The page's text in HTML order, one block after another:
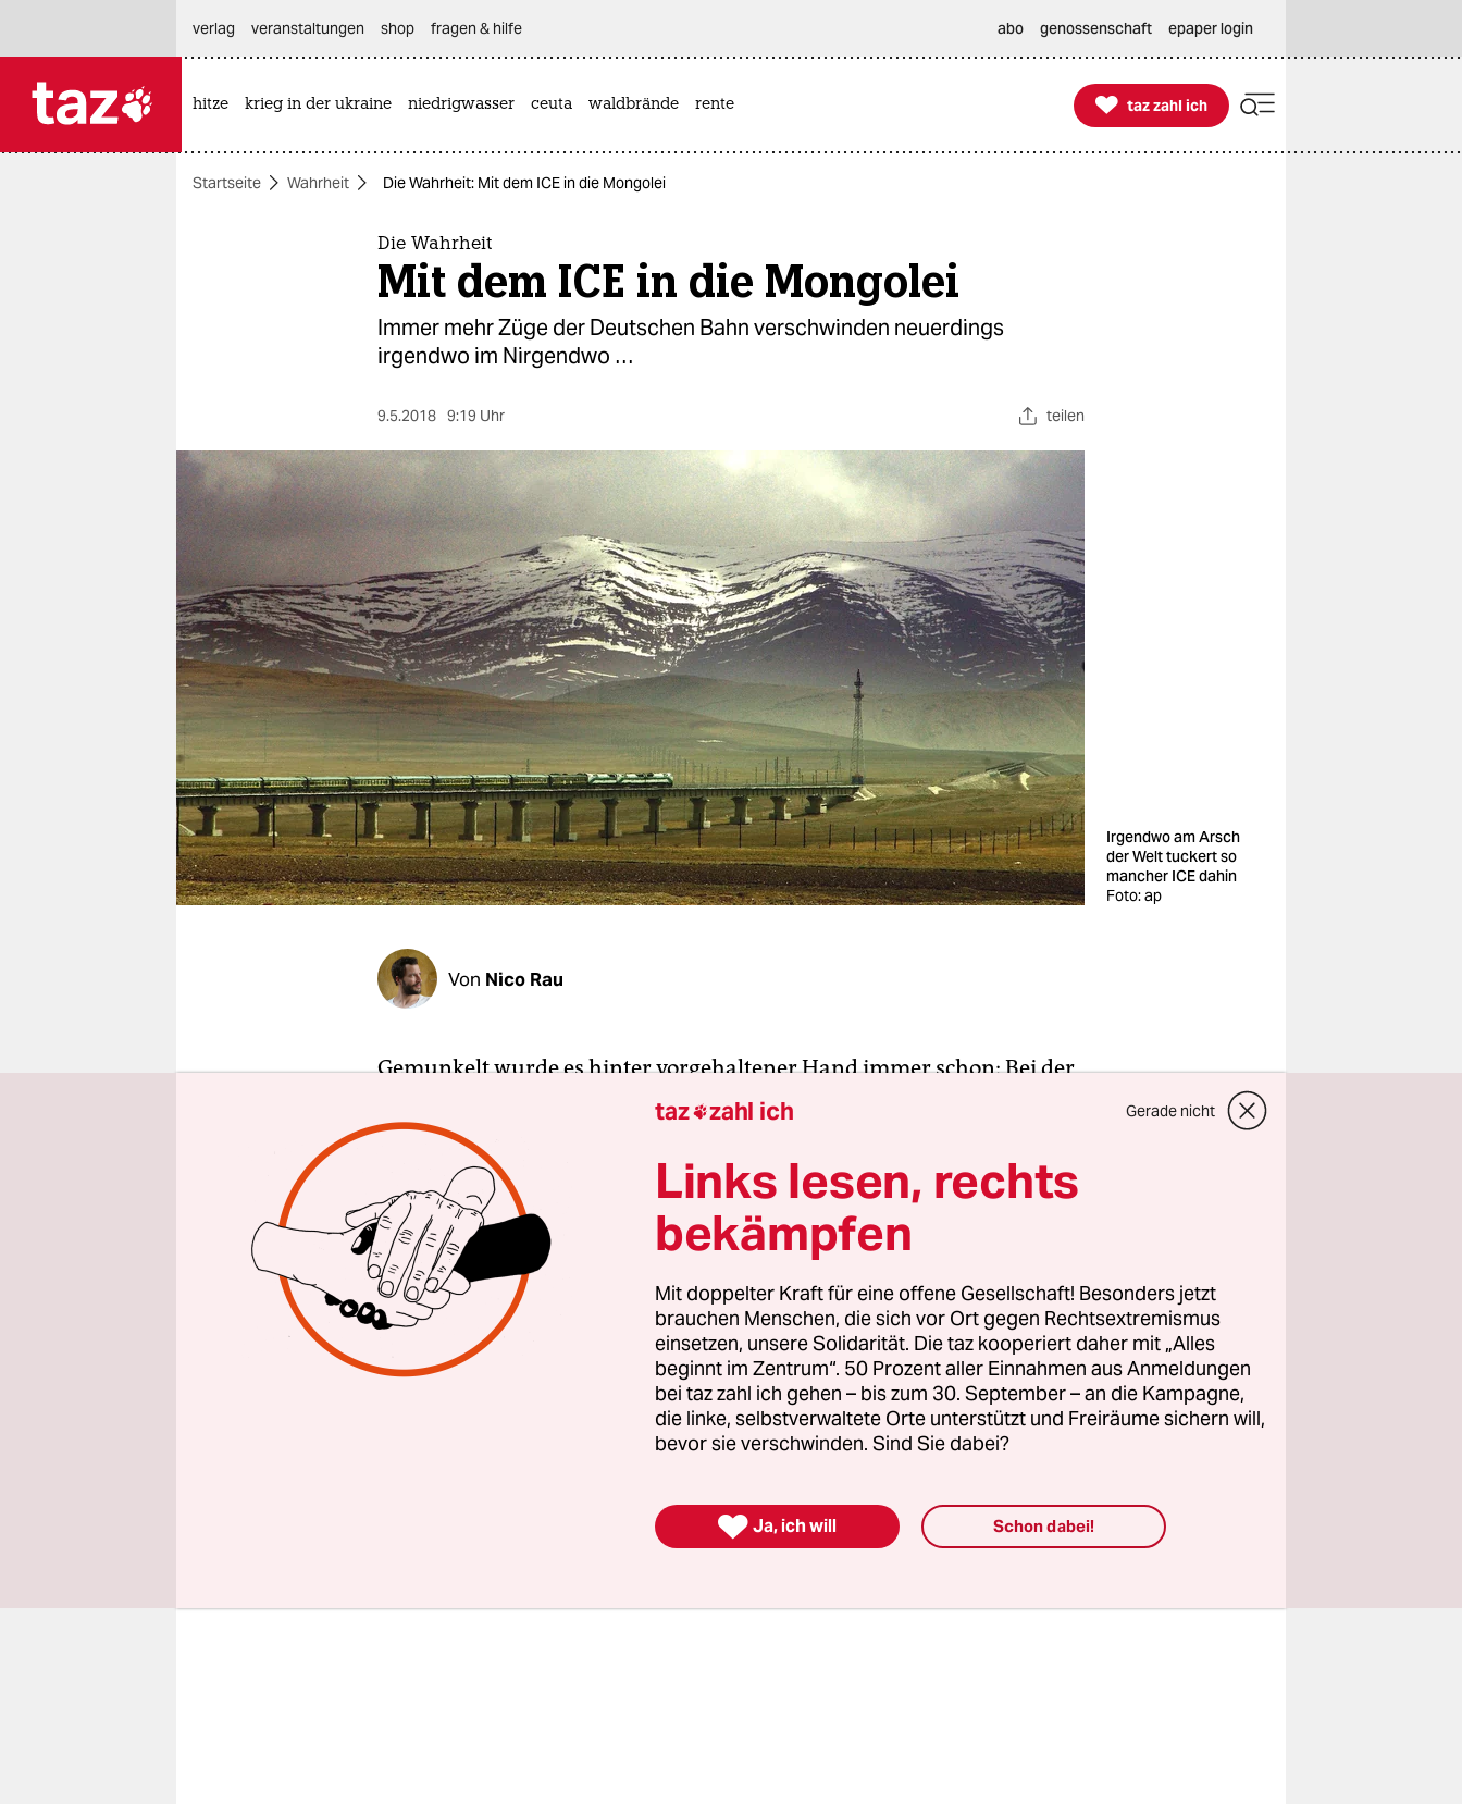
themen
berlin
nord
wahrheit
verlag
verlag
veranstaltungen
shop
fragen & hilfe
unterstützen
abo
verlag
veranstaltungen shop fragen & hilfe abo genossenschaft epaper login
hitze krieg in der ukraine niedrigwasser ceuta waldbrände rente 
taz zahl ich
taz zahl ich
Startseite Wahrheit Die Wahrheit: Mit dem ICE in die Mongolei
Die Wahrheit
Mit dem ICE in die Mongolei
Immer mehr Züge der Deutschen Bahn verschwinden neuerdings
irgendwo im Nirgendwo …
9.5.2018 9:19 Uhr teilen
Irgendwo am Arsch
der Welt tuckert so
mancher ICE dahin
Foto: ap
Von Nico Rau
Gemunkelt wurde es hinter vorgehaltener Hand immer schon: Bei der
Deutschen Bahn erlitten Züge nicht nur stundenlange Verspätungen,
mitunter verschwänden sie ganz. Samt der Passagiere. Jetzt herrscht
traurige Gewissheit. Wie die Bundesregierung jüngst mitteilte,
verließen im vergangenen Jahr knapp 97.000 Züge ihren
Startbahnhof, aber kamen nie an ihrem Zielbahnhof an. Die Wahrheit
hat sich auf Spurensuche begeben.
Die Mongolei, circa 250 Kilometer östlich von Ulan Bator. Eine
unwirtliche Region, nur per Helikopter zugänglich. Und offenbar für
den ICE 1508, der eigentlich montags bis freitags von München nach
Warnemünde fährt. Jetzt hat er seine vorläufige Endhaltestelle mitten
in der Steppe gefunden. In Sichtweite einer wilden Yak-Herde.
taz zahl ich Gerade nicht
Links lesen, rechts
bekämpfen
Mit doppelter Kraft für eine offene Gesellschaft! Besonders jetzt
brauchen Menschen, die sich vor Ort gegen Rechtsextremismus
einsetzen, unsere Solidarität. Die taz kooperiert daher mit „Alles
beginnt im Zentrum“. 50 Prozent aller Einnahmen aus Anmeldungen
bei taz zahl ich gehen – bis zum 30. September – an die Kampagne,
die linke, selbstverwaltete Orte unterstützt und Freiräume sichern will,
bevor sie verschwinden. Sind Sie dabei?
 Ja, ich will Schon dabei!